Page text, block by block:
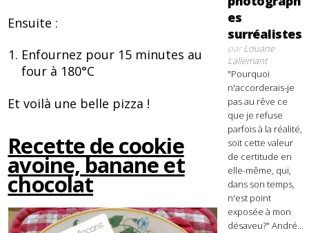
Ensuite :
Enfournez pour 15 minutes au
four à 180°C
Et voilà une belle pizza !
Recette de cookie
avoine, banane et
chocolat
es
surréalistes
parLouane
Lallemant
"Pourquoi
n'accorderais-je
pas au rêve ce
que je refuse
parfois à la réalité,
soit cette valeur
de certitude en
elle-même, qui,
dans son temps,
n'est point
exposée à mon
désaveu?" André...